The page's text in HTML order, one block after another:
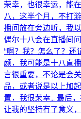
荣幸，也很幸运，能
八，这半个月，不打
播间放在旁边听，我
偶尔十八会在直播间
“啊？我？怎么了？还
颜，我可能是十八直
言很重要，不论是会
品，或者说是以上加
置，我很荣幸… 最后
让我的坚持有了意义